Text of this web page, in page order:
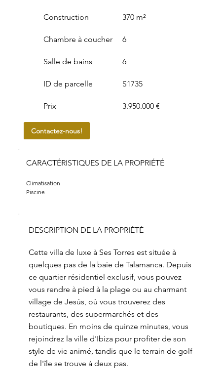
Construction 370 m²
Chambre à coucher
Salle de bains
6
6
ID de parcelle
Prix
S1735
3.950.000 €
Contactez-nous!
CARACTÉRISTIQUES DE LA PROPRIÉTÉ
Climatisation
Piscine
DESCRIPTION DE LA PROPRIÉTÉ
Cette villa de luxe à Ses Torres est située à
quelques pas de la baie de Talamanca. Depuis
ce quartier résidentiel exclusif, vous pouvez
vous rendre à pied à la plage ou au charmant
village de Jesús, où vous trouverez des
restaurants, des supermarchés et des
boutiques. En moins de quinze minutes, vous
rejoindrez la ville d'Ibiza pour profiter de son
style de vie animé, tandis que le terrain de golf
de l'île se trouve à deux pas.